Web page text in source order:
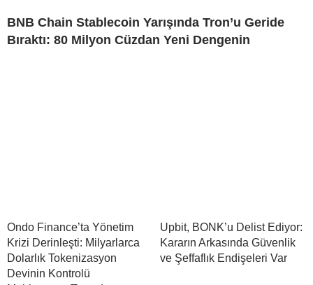
BNB Chain Stablecoin Yarışında Tron’u Geride
Bıraktı: 80 Milyon Cüzdan Yeni Dengenin
Ondo Finance’ta Yönetim
Krizi Derinleşti: Milyarlarca
Dolarlık Tokenizasyon
Devinin Kontrolü
Upbit, BONK’u Delist Ediyor:
Kararın Arkasında Güvenlik
ve Şeffaflık Endişeleri Var